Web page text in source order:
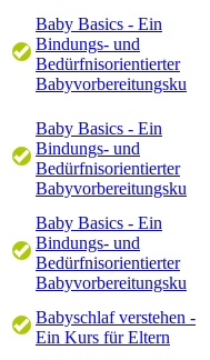
Baby Basics - Ein
Bindungs- und
Bedürfnisorientierter
Babyvorbereitungsku
Baby Basics - Ein
Bindungs- und
Bedürfnisorientierter
Babyvorbereitungsku
Baby Basics - Ein
Bindungs- und
Bedürfnisorientierter
Babyvorbereitungsku
Babyschlaf verstehen -
Ein Kurs für Eltern